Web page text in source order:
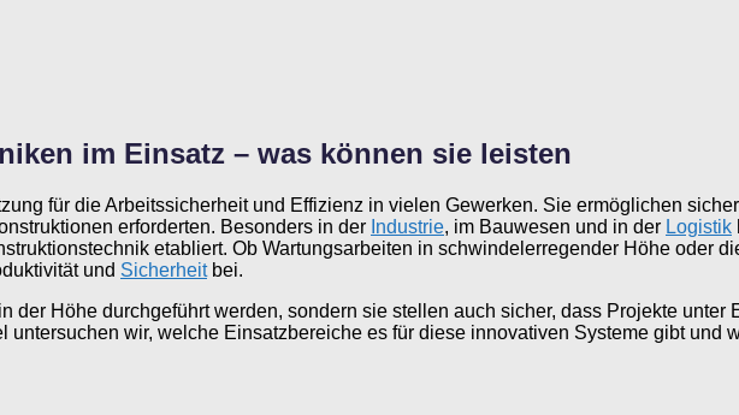
im Einsatz – was können sie leisten
für die Arbeitssicherheit und Effizienz in vielen Gewerken. Sie ermöglichen
erforderten. Besonders in der Industrie, im Bauwesen und in der Logistik
etabliert. Ob Wartungsarbeiten in schwindelerregender Höhe oder
und Sicherheitbei.
der Höhe durchgeführt werden, sondern sie stellen auch sicher, dass Projekte unter
wir, welche Einsatzbereiche es für diese innovativen Systeme gibt und